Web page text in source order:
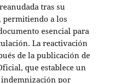
tras su
permitiendo a los
esencial para
La reactivación
de la publicación de
que establece un
por